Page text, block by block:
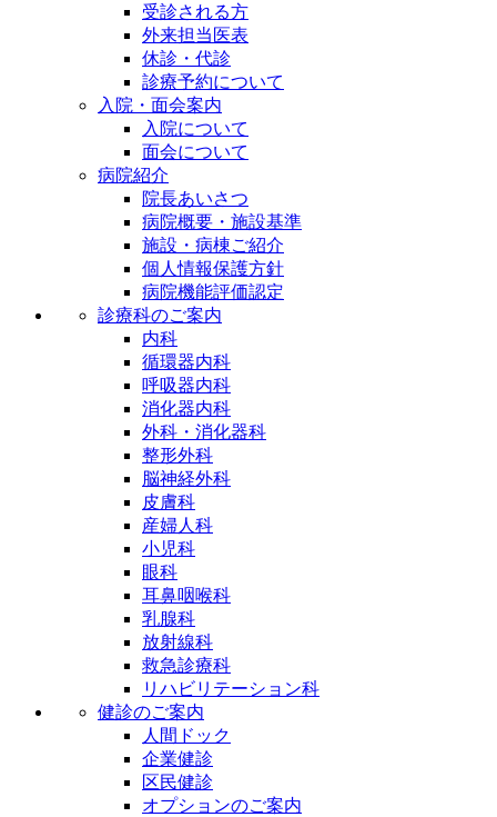
受診される方
外来担当医表
休診・代診
診療予約について
入院・面会案内
入院について
面会について
病院紹介
院長あいさつ
病院概要・施設基準
施設・病棟ご紹介
個人情報保護方針
病院機能評価認定
診療科のご案内
内科
循環器内科
呼吸器内科
消化器内科
外科・消化器科
整形外科
脳神経外科
皮膚科
産婦人科
小児科
眼科
耳鼻咽喉科
乳腺科
放射線科
救急診療科
リハビリテーション科
健診のご案内
人間ドック
企業健診
区民健診
オプションのご案内